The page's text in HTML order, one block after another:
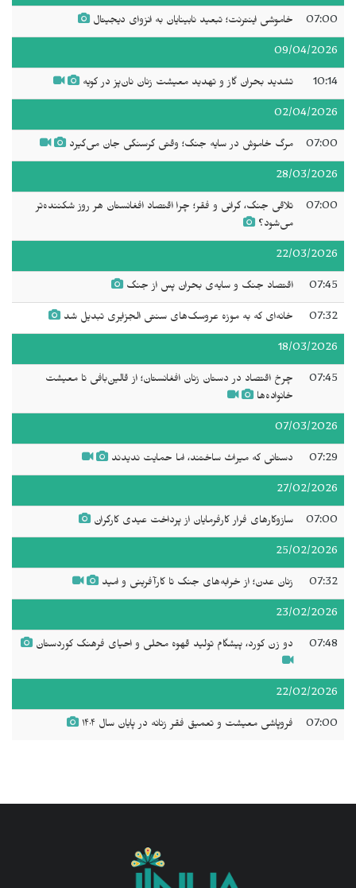
07:00 خاموشی اینترنت؛ تبعید نابینایان به انزوای دیجیتال
09/04/2026
10:14 تشدید بحران گاز و تهدید معیشت زنان نان‌پز در کویه
02/04/2026
07:00 مرگ خاموش در سایه جنگ؛ وقتی گرسنگی جان می‌گیرد
28/03/2026
07:00
تلاقی جنگ، گرانی و فقر؛ چرا اقتصاد افغانستان هر روز شکننده‌تر
می‌شود؟
22/03/2026
07:45 اقتصاد جنگ و سایه‌ی بحران پس از جنگ
07:32 خانه‌ای که به موزه عروسک‌های سنتی الجزایری تبدیل شد
18/03/2026
07:45
چرخ اقتصاد در دستان زنان افغانستان؛ از قالین‌بافی تا معیشت
خانواده‌ها
07/03/2026
07:29 دستانی که میراث ساختند، اما حمایت ندیدند
27/02/2026
07:00 سازوکارهای فرار کارفرمایان از پرداخت عیدی کارگران
25/02/2026
07:32 زنان عدن؛ از خرابه‌های جنگ تا کارآفرینی و امید
23/02/2026
07:48 دو زن کورد، پیشگام تولید قهوه محلی و احیای فرهنگ کوردستان
22/02/2026
07:00 فروپاشی معیشت و تعمیق فقر زنانه در پایان سال ۱۴۰۴